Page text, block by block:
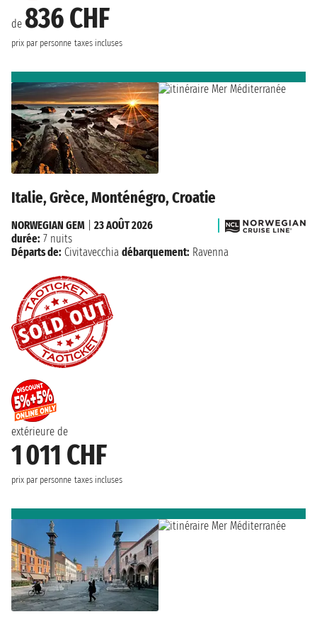
de 836 CHF
prix par personne taxes incluses
Italie, Grèce, Monténégro, Croatie
extérieure de
1 011 CHF
prix par personne taxes incluses
NORWEGIAN GEM
23 AOÛT 2026
durée: 7 nuits
Départs de: Civitavecchia débarquement: Ravenna